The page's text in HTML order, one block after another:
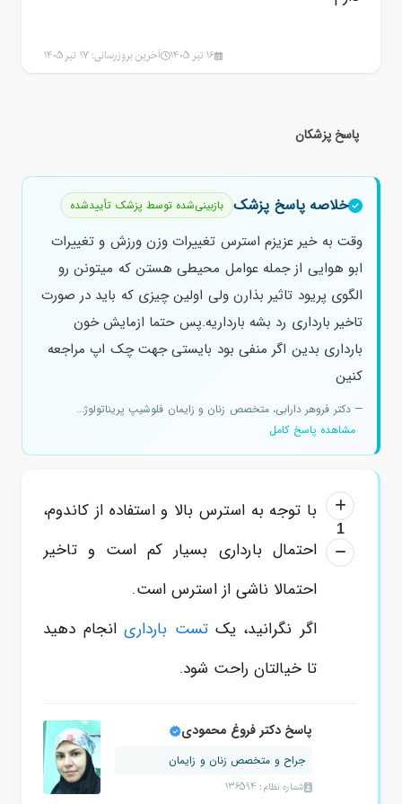
16 تیر 1405 آخرین بروزرسانی: 17 تیر 1405
پاسخ پزشکان
خلاصه پاسخ پزشک بازبینی‌شده توسط پزشک تأییدشده
وقت به خیر عزیزم استرس تغییرات وزن ورزش و تغییرات
ابو هوایی از جمله عوامل محیطی هستن که میتونن رو
الگوی پریود تاثیر بذارن ولی اولین چیزی که باید در صورت
تاخیر بارداری رد بشه بارداریه.پس حتما ازمایش خون
بارداری بدین اگر منفی بود بایستی جهت چک اپ مراجعه
کنین
— دکتر فروهر دارابی، متخصص زنان و زایمان فلوشیپ پریناتولوژ...
مشاهده پاسخ کامل
1
با توجه به استرس بالا و استفاده از کاندوم،
احتمال بارداری بسیار کم است و تاخیر
احتمالا ناشی از استرس است.
اگر نگرانید، یکتست بارداریانجام دهید
تا خیالتان راحت شود.
پاسخ دکتر فروغ محمودی
جراح و متخصص زنان و زایمان
شماره نظام: 136594